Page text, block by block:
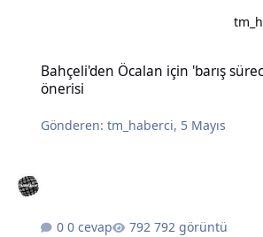
Bahçeli'den Öcalan için 'barış
önerisi
Gönderen:tm_haberci, 5 Mayıs
0 cevap 792 görüntü